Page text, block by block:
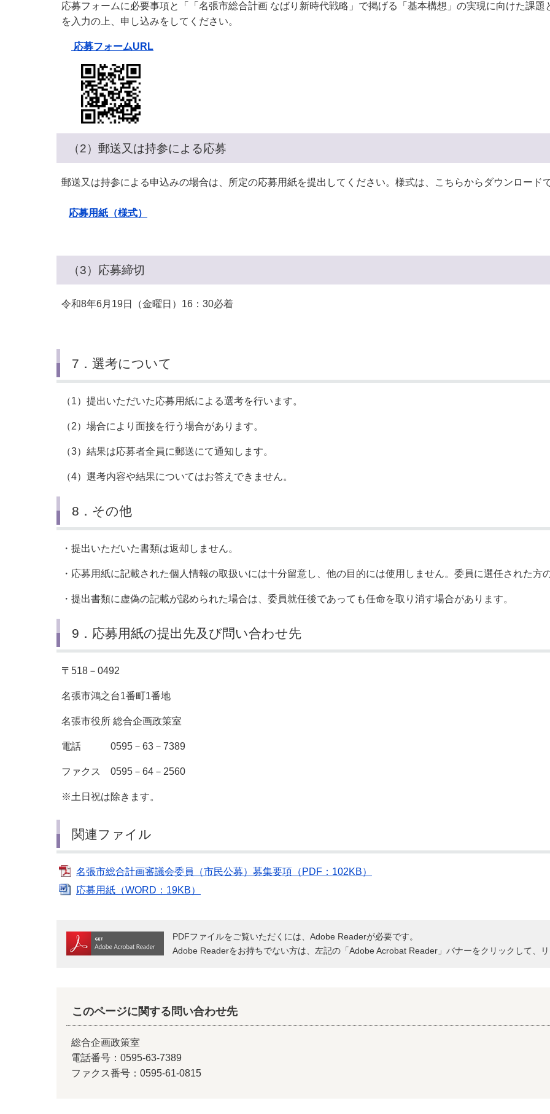
応募フォームに必要事項と「「名張市総合計画 なばり新時代戦略」で掲げる「基本構想」の実現に向けた課題
を入力の上、申し込みをしてください。
応募フォームURL
（2）郵送又は持参による応募
郵送又は持参による申込みの場合は、所定の応募用紙を提出してください。様式は、こちらからダウンロード
応募用紙（様式）
（3）応募締切
令和8年6月19日（金曜日）16：30必着
7．選考について
（1）提出いただいた応募用紙による選考を行います。
（2）場合により面接を行う場合があります。
（3）結果は応募者全員に郵送にて通知します。
（4）選考内容や結果についてはお答えできません。
8．その他
・提出いただいた書類は返却しません。
・応募用紙に記載された個人情報の取扱いには十分留意し、他の目的には使用しません。委員に選任された方
・提出書類に虚偽の記載が認められた場合は、委員就任後であっても任命を取り消す場合があります。
9．応募用紙の提出先及び問い合わせ先
〒518－0492
名張市鴻之台1番町1番地
名張市役所 総合企画政策室
電話 0595－63－7389
ファクス 0595－64－2560
※土日祝は除きます。
関連ファイル
名張市総合計画審議会委員（市民公募）募集要項（PDF：102KB）
応募用紙（WORD：19KB）
PDFファイルをご覧いただくには、Adobe Readerが必要です。
Adobe Readerをお持ちでない方は、左記の「Adobe Acrobat Reader」バナーをクリックして、
このページに関する問い合わせ先
総合企画政策室
電話番号：0595-63-7389
ファクス番号：0595-61-0815